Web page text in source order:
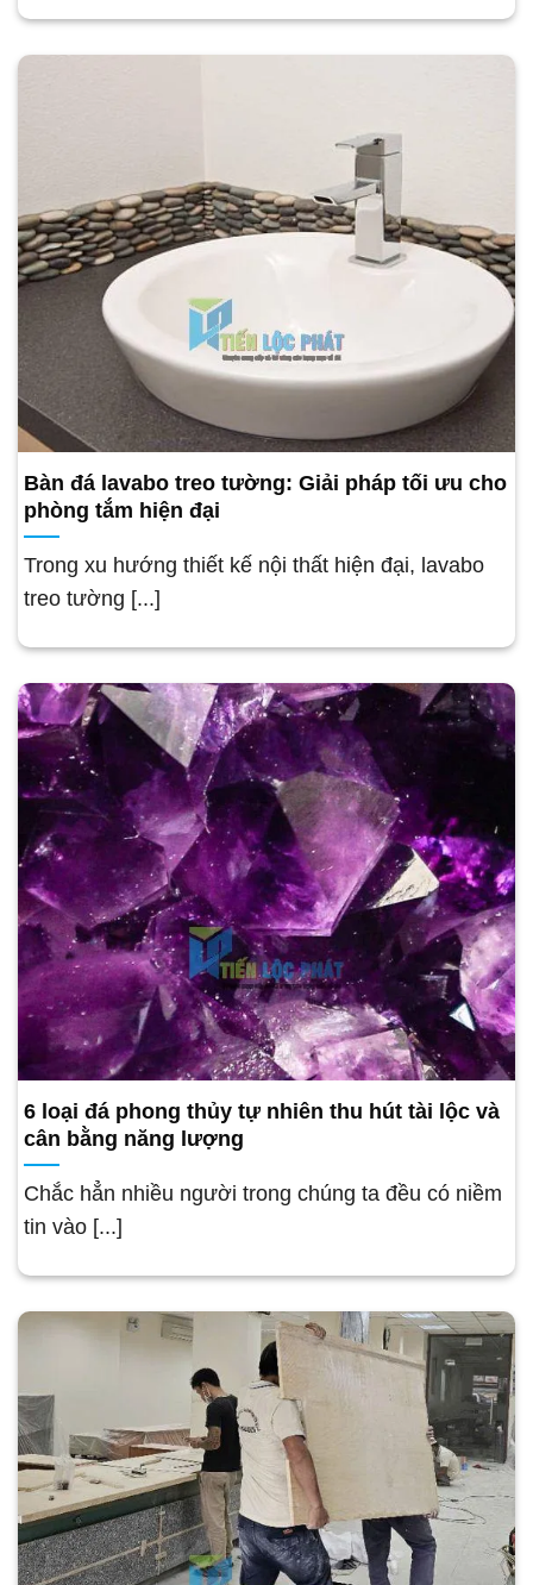
Bàn đá lavabo treo tường: Giải pháp tối ưu cho
phòng tắm hiện đại
Trong xu hướng thiết kế nội thất hiện đại, lavabo
treo tường [...]
6 loại đá phong thủy tự nhiên thu hút tài lộc và
cân bằng năng lượng
Chắc hẳn nhiều người trong chúng ta đều có niềm
tin vào [...]